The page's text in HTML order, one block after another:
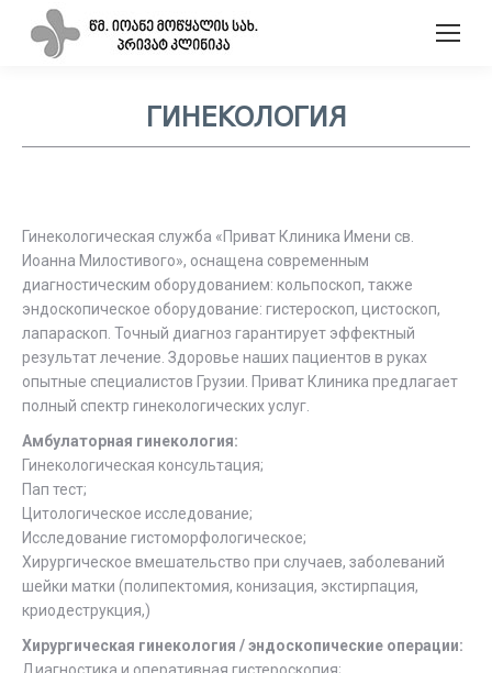
ГИНЕКОЛОГИЯ
Гинекологическая служба «Приват Клиника Имени св.
Иоанна Милостивого», оснащена современным
диагностическим оборудованием: кольпоскоп, также
эндоскопическое оборудование: гистероскоп, цистоскоп,
лапараскоп. Точный диагноз гарантирует эффектный
результат лечение. Здоровье наших пациентов в руках
опытные специалистов Грузии. Приват Клиника предлагает
полный спектр гинекологических услуг.
Амбулаторная гинекология:
Гинекологическая консультация;
Пап тест;
Цитологическое исследование;
Исследование гистоморфологическое;
Хирургическое вмешательство при случаев, заболеваний
шейки матки (полипектомия, конизация, экстирпация,
криодеструкция,)
Хирургическая гинекология / эндоскопические операции: